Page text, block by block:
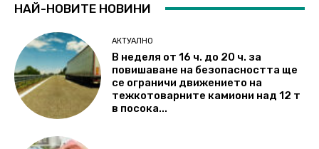
НАЙ-НОВИТЕ НОВИНИ
АКТУАЛНО
В неделя от 16 ч. до 20 ч. за
повишаване на безопасността ще
се ограничи движението на
тежкотоварните камиони над 12 т
в посока...